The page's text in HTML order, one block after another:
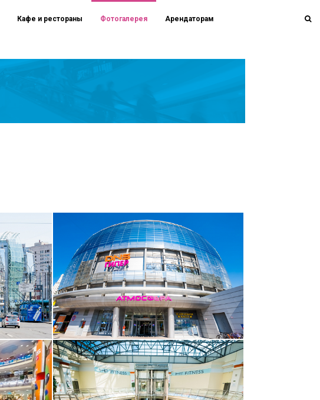
Кафе и рестораны Фотогалерея Арендаторам